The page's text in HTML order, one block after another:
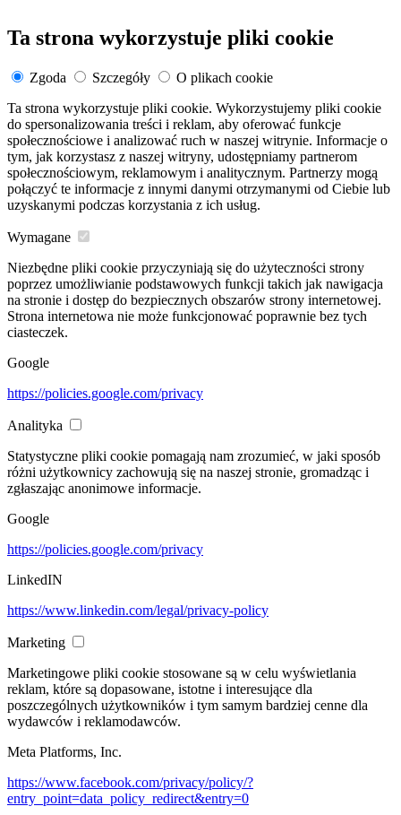
Ta strona wykorzystuje pliki cookie
Zgoda Szczegóły
O plikach cookie
Ta strona wykorzystuje pliki cookie. Wykorzystujemy pliki cookie
do spersonalizowania treści i reklam, aby oferować funkcje
społecznościowe i analizować ruch w naszej witrynie. Informacje o
tym, jak korzystasz z naszej witryny, udostępniamy partnerom
społecznościowym, reklamowym i analitycznym. Partnerzy mogą
połączyć te informacje z innymi danymi otrzymanymi od Ciebie lub
uzyskanymi podczas korzystania z ich usług.
Wymagane
Niezbędne pliki cookie przyczyniają się do użyteczności strony
poprzez umożliwianie podstawowych funkcji takich jak nawigacja
na stronie i dostęp do bezpiecznych obszarów strony internetowej.
Strona internetowa nie może funkcjonować poprawnie bez tych
ciasteczek.
Google
https://policies.google.com/privacy
Analityka
Statystyczne pliki cookie pomagają nam zrozumieć, w jaki sposób
różni użytkownicy zachowują się na naszej stronie, gromadząc i
zgłaszając anonimowe informacje.
Google
https://policies.google.com/privacy
LinkedIN
https://www.linkedin.com/legal/privacy-policy
Marketing
Marketingowe pliki cookie stosowane są w celu wyświetlania
reklam, które są dopasowane, istotne i interesujące dla
poszczególnych użytkowników i tym samym bardziej cenne dla
wydawców i reklamodawców.
Meta Platforms, Inc.
https://www.facebook.com/privacy/policy/?
entry_point=data_policy_redirect&entry=0